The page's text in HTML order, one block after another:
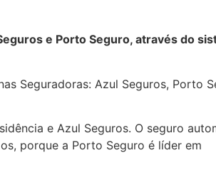
e Porto Seguro, através do
Seguradoras: Azul Seguros, Porto
e Azul Seguros. O seguro
porque a Porto Seguro é líder em